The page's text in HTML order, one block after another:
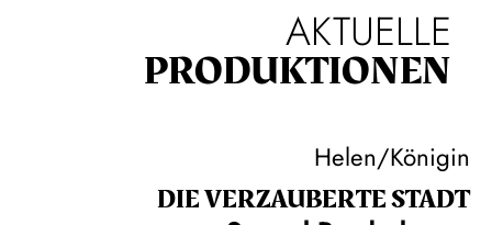
AKTUELLE
PRODUKTIONEN
Helen/Königin
DIE VERZAUBERTE STADT